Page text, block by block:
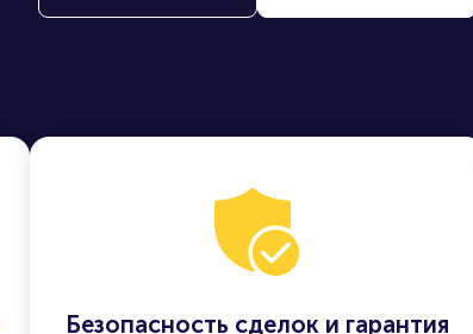
Безопасность сделок и гарантия